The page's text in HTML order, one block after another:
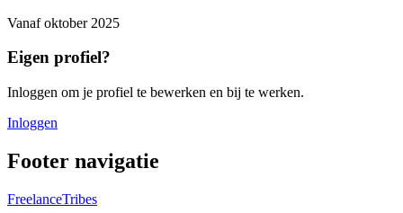
Vanaf oktober 2025
Eigen profiel?
Inloggen om je profiel te bewerken en bij te werken.
Inloggen
Footer navigatie
FreelanceTribes